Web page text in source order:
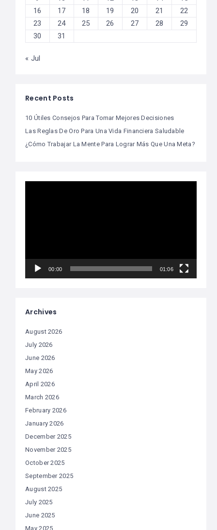
16
17 18 19 20 21
22
23
24 25 26 27 28
29
30
31
« Jul
Recent Posts
10 Útiles Consejos Para Tomar Mejores Decisiones
Las Reglas De Oro Para Una Vida Financiera Saludable
¿Cómo Trabajar La Mente Para Lograr Más Que Una Meta?
00:00 01:06
Archives
August 2026
July 2026
June 2026
May 2026
April 2026
March 2026
February 2026
January 2026
December 2025
November 2025
October 2025
September 2025
August 2025
July 2025
June 2025
May 2025